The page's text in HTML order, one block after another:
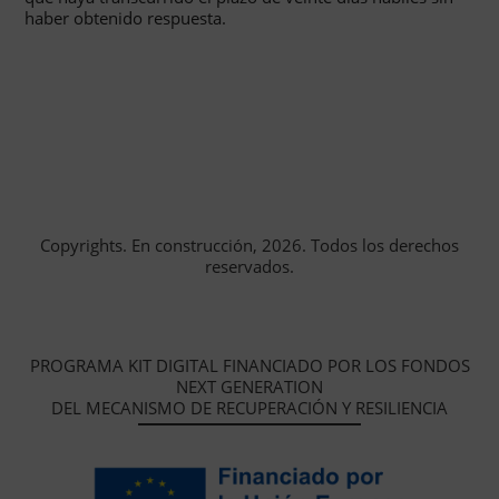
haber obtenido respuesta.
Copyrights. En construcción, 2026. Todos los derechos
reservados.
PROGRAMA KIT DIGITAL FINANCIADO POR LOS FONDOS
NEXT GENERATION
DEL MECANISMO DE RECUPERACIÓN Y RESILIENCIA